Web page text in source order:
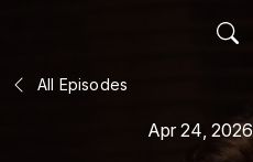
All Episodes
Apr 24, 2026